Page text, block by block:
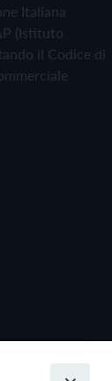
Italiana
(Istituto
il Codice di